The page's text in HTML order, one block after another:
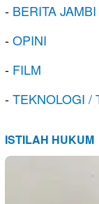
- BERITA JAMBI
-OPINI
- FILM
-TEKNOLOGI /
ISTILAH HUKUM